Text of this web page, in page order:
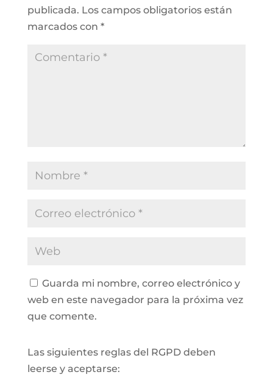
publicada. Los campos obligatorios están
marcados con *
Guarda mi nombre, correo electrónico y
web en este navegador para la próxima vez
que comente.
Las siguientes reglas del RGPD deben
leerse y aceptarse: